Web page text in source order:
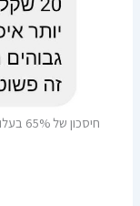
חיסכון של 65% בעלות הליד